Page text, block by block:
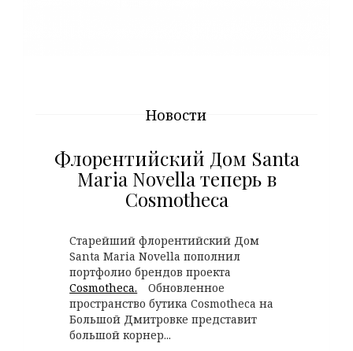
Новости
Флорентийский Дом Santa
Maria Novella теперь в
Cosmotheca
Старейший флорентийский Дом
Santa Maria Novella пополнил
портфолио брендов проекта
Cosmotheca. ⠀Обновленное
пространство бутика Cosmotheca на
Большой Дмитровке представит
большой корнер...